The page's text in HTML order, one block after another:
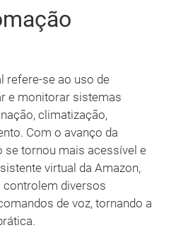
refere-se ao uso de
e monitorar sistemas
climatização,
Com o avanço da
se tornou mais acessível e
virtual da Amazon,
controlem diversos
de voz, tornando a